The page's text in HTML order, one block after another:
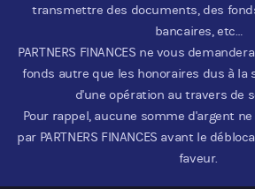
transmettre des documents, des
bancaires, etc…
PARTNERS FINANCES ne vous
fonds autre que les honoraires dus à la
d'une opération au travers de
Pour rappel, aucune somme d'argent
par PARTNERS FINANCES avant le
faveur.